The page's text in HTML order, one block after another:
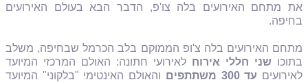
את מתחם האירועים בלה צו'פ, הדבר הבא בעולם האירועים
בחיפה.
מתחם האירועים בלה צ'ופ הממוקם בלב הכרמל שבחיפה, משלב
בתוכו שני חללי אירוח לאירועי חתונה: האולם המרכזי המיועד
לאירועים עד 300 משתתפים
והאולם האינטימי "בלקוני" המיועד